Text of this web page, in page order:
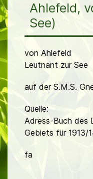
Ahlefeld,
See)
von Ahlefeld
Leutnant zur See
auf der S.M.S.
Quelle:
Adress-Buch des
Gebiets für 1913/
fa